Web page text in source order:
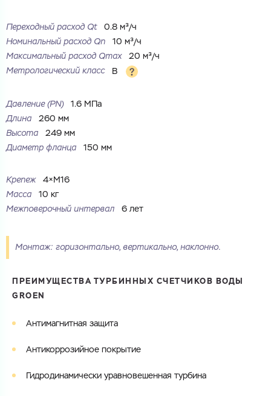
Купить как физ. лицо
Комментарий
Номер телефона
Ваш запрос
Перечислите товары, которые вас интересуют
и укажите какую информацию вы хотите по ним
получить. Мы свяжемся с вами в ближайшее время.
Номер телефона
Город
Переходный расход Qt
0.8 м³/ч
Номинальный расход Qn
10 м³/ч
Максимальный расход Qmax
20 м³/ч
Метрологический класс
B
Давление (PN)
1.6 МПа
Длина
260 мм
Высота
249 мм
Диаметр фланца
150 мм
Крепеж
4×M16
Масса
10 кг
Межповерочный интервал
6 лет
Монтаж: горизонтально, вертикально, наклонно.
ПРЕИМУЩЕСТВА ТУРБИННЫХ СЧЕТЧИКОВ ВОДЫ
GROEN
Антимагнитная защита
Антикоррозийное покрытие
Гидродинамически уравновешенная турбина